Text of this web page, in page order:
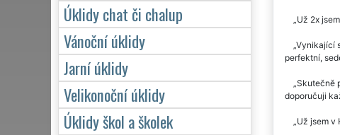
Už 2x
Vynikající
perfektní,
Skutečně
doporučuji
Už jsem v
Úklidy chat či chalup
Vánoční úklidy
Jarní úklidy
Velikonoční úklidy
Úklidy škol a školek